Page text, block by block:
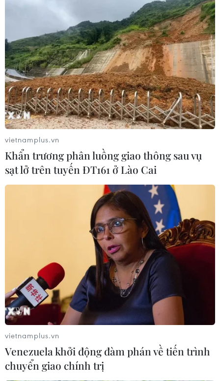
vietnamplus.vn
Khẩn trương phân luồng giao thông sau vụ
sạt lở trên tuyến ĐT161 ở Lào Cai
vietnamplus.vn
Venezuela khởi động đàm phán về tiến trình
chuyển giao chính trị